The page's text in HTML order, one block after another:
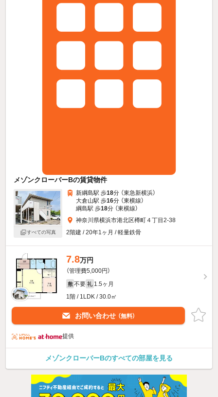
メゾンクローバーBの賃貸物件
すべての写真
新綱島駅 歩18分 （東急新横浜）
大倉山駅 歩16分 （東横線）
綱島駅 歩18分 （東横線）
神奈川県横浜市港北区樽町４丁目2-38
2階建 / 20年1ヶ月 / 軽量鉄骨
7.8万円
（管理費5,000円）
敷 不要 礼 1.5ヶ月
1階 / 1LDK / 30.0㎡
お問い合わせ （無料）
提供
メゾンクローバーBのすべての部屋を見る